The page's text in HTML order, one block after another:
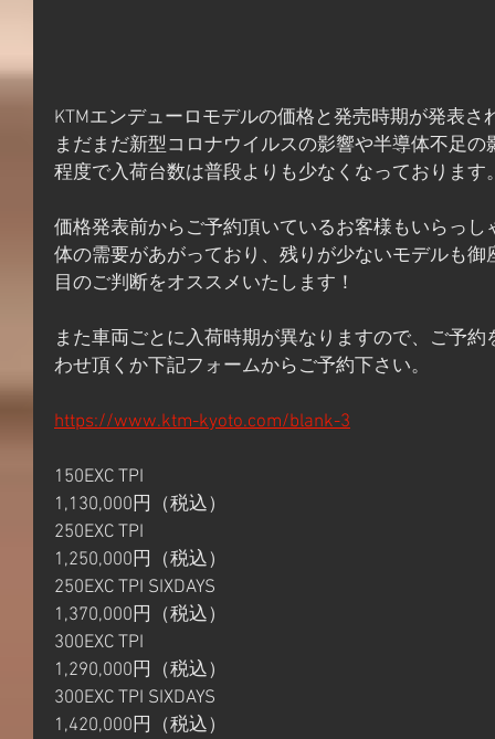
KTMエンデューロモデルの価格と発売時期が発表さ
まだまだ新型コロナウイルスの影響や半導体不足
程度で入荷台数は普段よりも少なくなっております
価格発表前からご予約頂いているお客様もいらっ
体の需要があがっており、残りが少ないモデルも
目のご判断をオススメいたします！
また車両ごとに入荷時期が異なりますので、ご予
わせ頂くか下記フォームからご予約下さい。
https://www.ktm-kyoto.com/blank-3
150EXC TPI
1,130,000円（税込）
250EXC TPI
1,250,000円（税込）
250EXC TPI SIXDAYS
1,370,000円（税込）
300EXC TPI
1,290,000円（税込）
300EXC TPI SIXDAYS
1,420,000円（税込）